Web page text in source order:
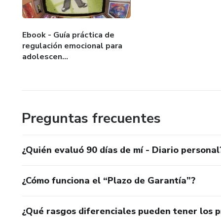
Ebook - Guía práctica de
regulación emocional para
adolescen...
Preguntas frecuentes
¿Quién evaluó 90 días de mí - Diario
¿Cómo funciona el “Plazo de Garantía”?
¿Qué rasgos diferenciales pueden tener los